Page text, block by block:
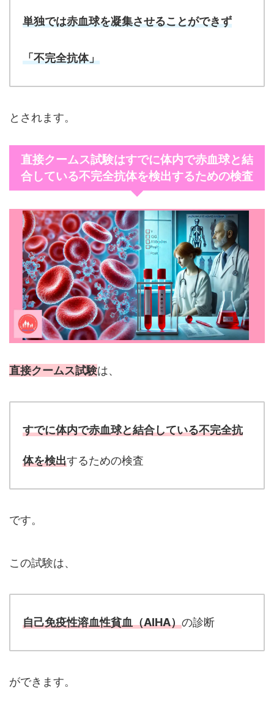
単独では赤血球を凝集させることができず
「不完全抗体」
とされます。
直接クームス試験はすでに体内で赤血球と結
合している不完全抗体を検出するための検査
直接クームス試験は、
すでに体内で赤血球と結合している不完全抗
体を検出するための検査
です。
この試験は、
自己免疫性溶血性貧血（AIHA）の診断
ができます。